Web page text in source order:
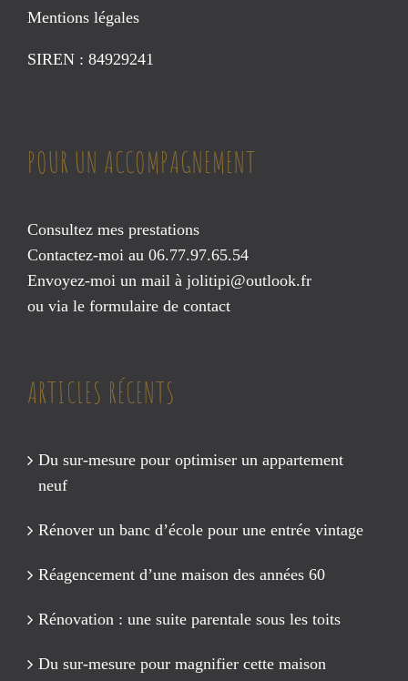
Mentions légales
SIREN : 84929241
POUR UN ACCOMPAGNEMENT
Consultez mes prestations
Contactez-moi au 06.77.97.65.54
Envoyez-moi un mail à jolitipi@outlook.fr
ou via le formulaire de contact
ARTICLES RÉCENTS
Du sur-mesure pour optimiser un appartement
neuf
Rénover un banc d’école pour une entrée vintage
Réagencement d’une maison des années 60
Rénovation : une suite parentale sous les toits
Du sur-mesure pour magnifier cette maison